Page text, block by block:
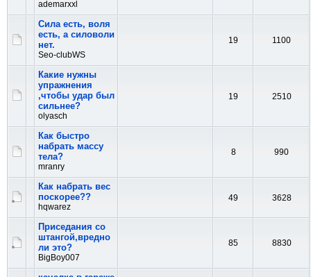
ademarxxl
Сила есть, воля
есть, а силоволи
нет.
Seo-clubWS
19 1100
Какие нужны
упражнения
,чтобы удар был
сильнее?
olyasch
19 2510
Как быстро
набрать массу
тела?
mranry
8 990
Как набрать вес
поскорее??
hqwarez
49 3628
Приседания со
штангой,вредно
ли это?
BigBoy007
85 8830